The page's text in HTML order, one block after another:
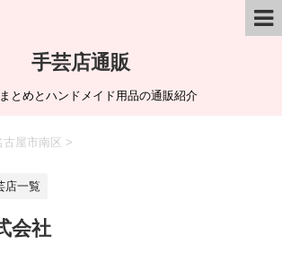
手芸店通販
とめとハンドメイド用品の通販紹介
古屋市南区 >
店一覧
会社